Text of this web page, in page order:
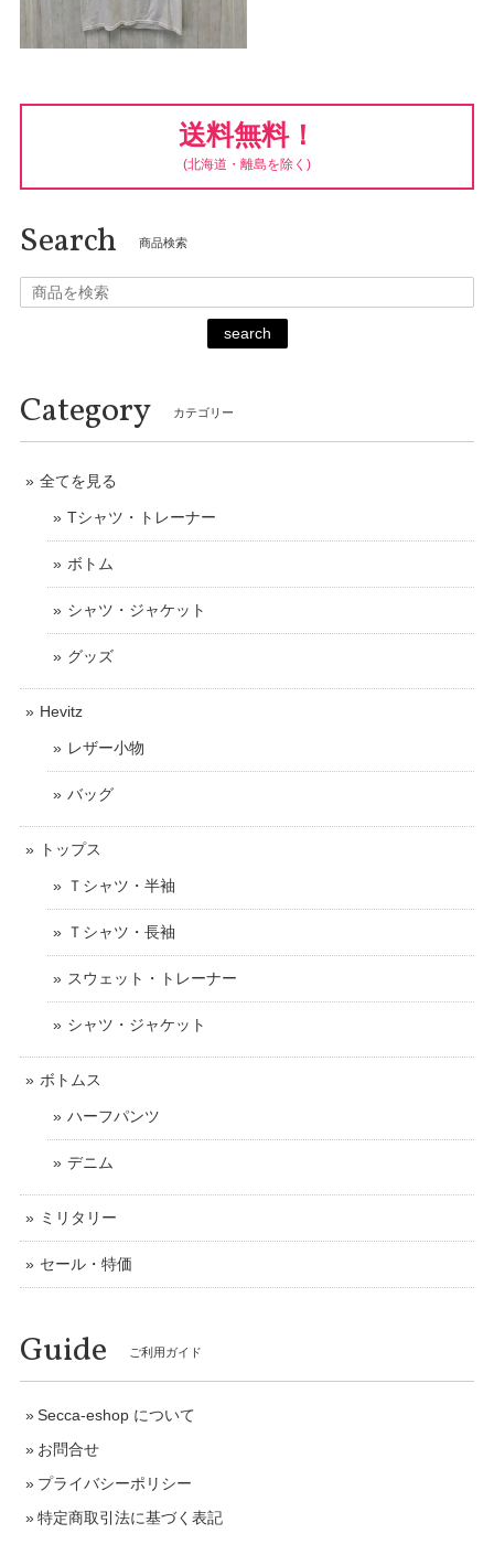
送料無料！
(北海道・離島を除く)
Search 商品検索
search
Category カテゴリー
全てを見る
Tシャツ・トレーナー
ボトム
シャツ・ジャケット
グッズ
Hevitz
レザー小物
バッグ
トップス
Ｔシャツ・半袖
Ｔシャツ・長袖
スウェット・トレーナー
シャツ・ジャケット
ボトムス
ハーフパンツ
デニム
ミリタリー
セール・特価
Guide ご利用ガイド
Secca-eshop について
お問合せ
プライバシーポリシー
特定商取引法に基づく表記